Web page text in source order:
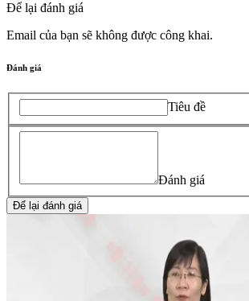
Để lại đánh giá
Email của bạn sẽ không được công khai.
Đánh giá
Tiêu đề
Đánh giá
Để lại đánh giá